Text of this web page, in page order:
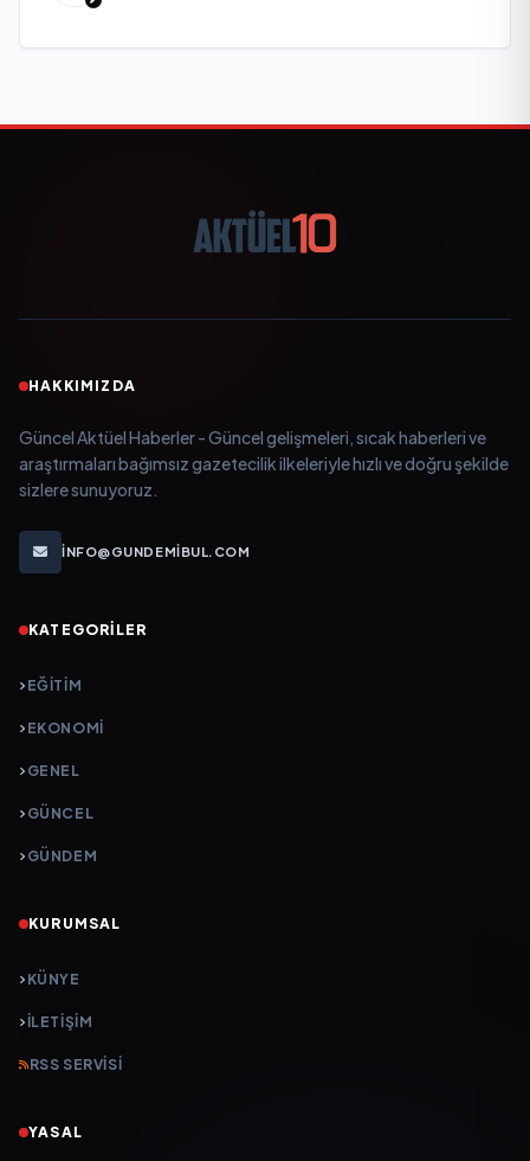
HAKKIMIZDA
Güncel Aktüel Haberler - Güncel gelişmeleri, sıcak haberleri ve
araştırmaları bağımsız gazetecilik ilkeleriyle hızlı ve doğru şekilde
sizlere sunuyoruz.
INFO@GUNDEMIBUL.COM
KATEGORILER
EĞITIM
EKONOMI
GENEL
GÜNCEL
GÜNDEM
KURUMSAL
KÜNYE
İLETIŞIM
RSS SERVISI
YASAL